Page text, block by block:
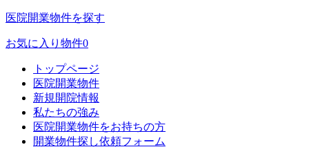
医院開業物件を探す
お気に入り物件0
トップページ
医院開業物件
新規開院情報
私たちの強み
医院開業物件をお持ちの方
開業物件探し依頼フォーム